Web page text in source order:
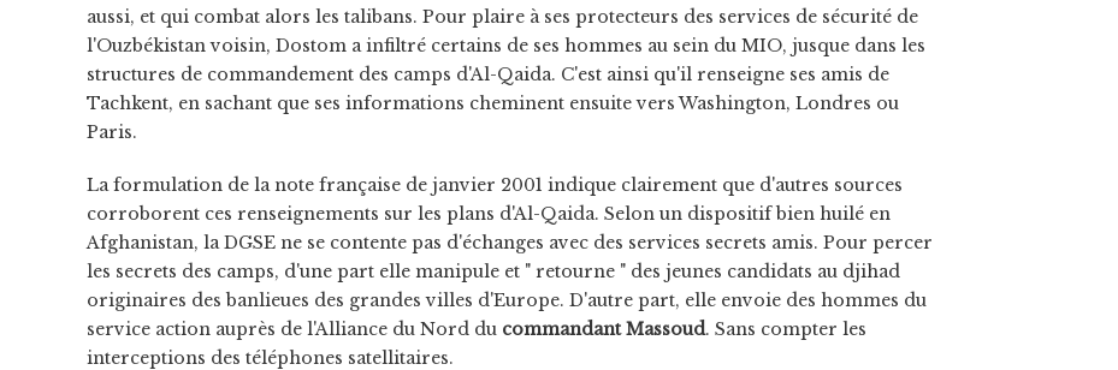
aussi, et qui combat alors les talibans. Pour plaire à ses protecteurs des services de sécurité de
l'Ouzbékistan voisin, Dostom a infiltré certains de ses hommes au sein du MIO, jusque dans les
structures de commandement des camps d'Al-Qaida. C'est ainsi qu'il renseigne ses amis de
Tachkent, en sachant que ses informations cheminent ensuite vers Washington, Londres ou
Paris.
La formulation de la note française de janvier 2001 indique clairement que d'autres sources
corroborent ces renseignements sur les plans d'Al-Qaida. Selon un dispositif bien huilé en
Afghanistan, la DGSE ne se contente pas d'échanges avec des services secrets amis. Pour percer
les secrets des camps, d'une part elle manipule et " retourne " des jeunes candidats au djihad
originaires des banlieues des grandes villes d'Europe. D'autre part, elle envoie des hommes du
service action auprès de l'Alliance du Nord du commandant Massoud. Sans compter les
interceptions des téléphones satellitaires.